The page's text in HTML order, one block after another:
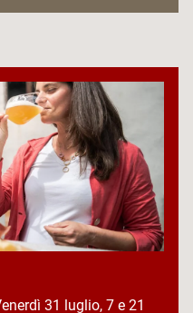
31 luglio, 7 e 21